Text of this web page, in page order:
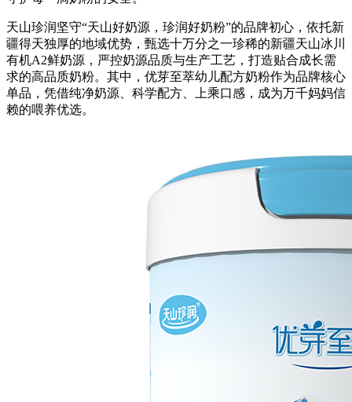
天山珍润坚守“天山好奶源，珍润好奶粉”的品牌初心，依托新
疆得天独厚的地域优势，甄选十万分之一珍稀的新疆天山冰川
有机A2鲜奶源，严控奶源品质与生产工艺，打造贴合成长需
求的高品质奶粉。其中，优芽至萃幼儿配方奶粉作为品牌核心
单品，凭借纯净奶源、科学配方、上乘口感，成为万千妈妈信
赖的喂养优选。